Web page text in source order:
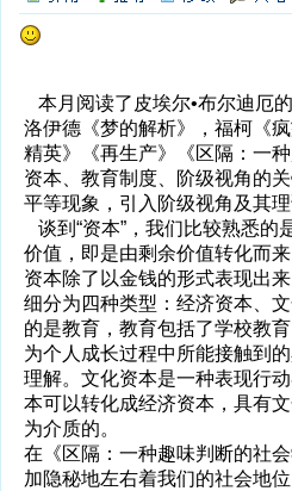
本月阅读了皮埃尔•布尔迪厄
洛伊德《梦的解析》，福柯《
精英》《再生产》《区隔：一
资本、教育制度、阶级视角的
平等现象，引入阶级视角及其
谈到“资本”，我们比较熟悉的
价值，即是由剩余价值转化而
资本除了以金钱的形式表现出
细分为四种类型：经济资本、
的是教育，教育包括了学校教
为个人成长过程中所能接触到
理解。文化资本是一种表现行
本可以转化成经济资本，具有
为介质的。
在《区隔：一种趣味判断的社
加隐秘地左右着我们的社会地